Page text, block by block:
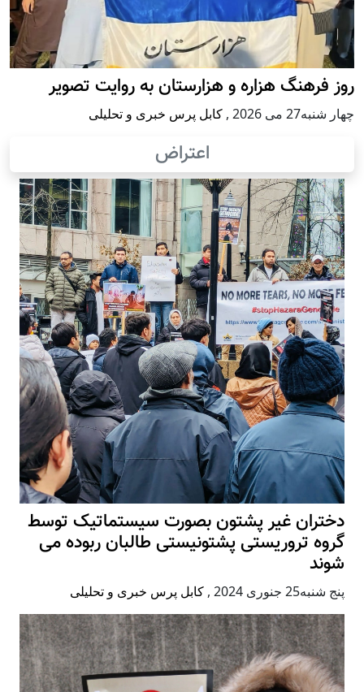
روز فرهنگ هزاره و هزارستان به روایت تصویر
چهار شنبه27 می 2026 , کابل پرس خبری و تحلیلی
اعتراض
دختران غیر پشتون بصورت سیستماتیک توسط
گروه تروریستی پشتونیستی طالبان ربوده می
شوند
پنج شنبه25 جنوری 2024 , کابل پرس خبری و تحلیلی